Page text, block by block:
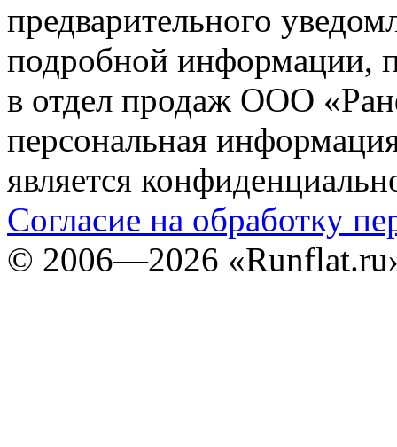
предварительного
подробной информации,
в отдел продаж ООО
персональная
является
Согласие на обработку
© 2006—2026